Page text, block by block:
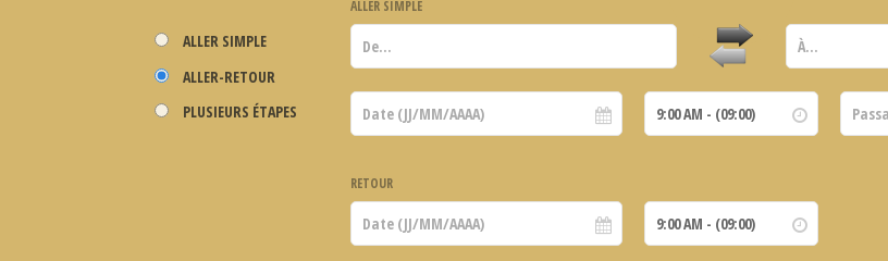
ALLER SIMPLE
ALLER-RETOUR
PLUSIEURS ÉTAPES
ALLER SIMPLE
RETOUR